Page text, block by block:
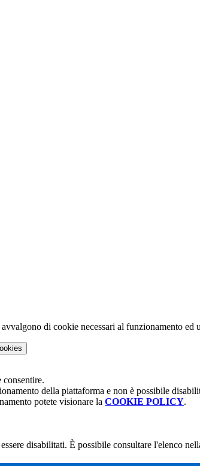
di cookie necessari al funzionamento ed
consentire.
della piattaforma e non è possibile
potete visionare la COOKIE POLICY.
disabilitati. È possibile consultare l'elenco